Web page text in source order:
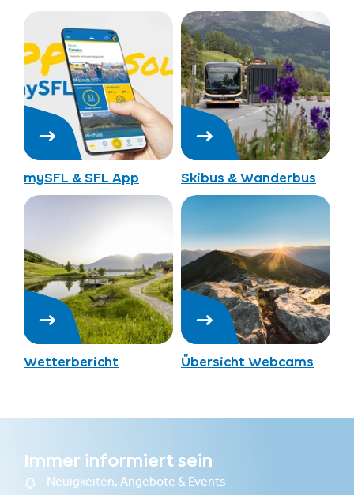
mySFL & SFL App Skibus & Wanderbus
Wetterbericht Übersicht Webcams
Immer informiert sein
Neuigkeiten, Angebote & Events